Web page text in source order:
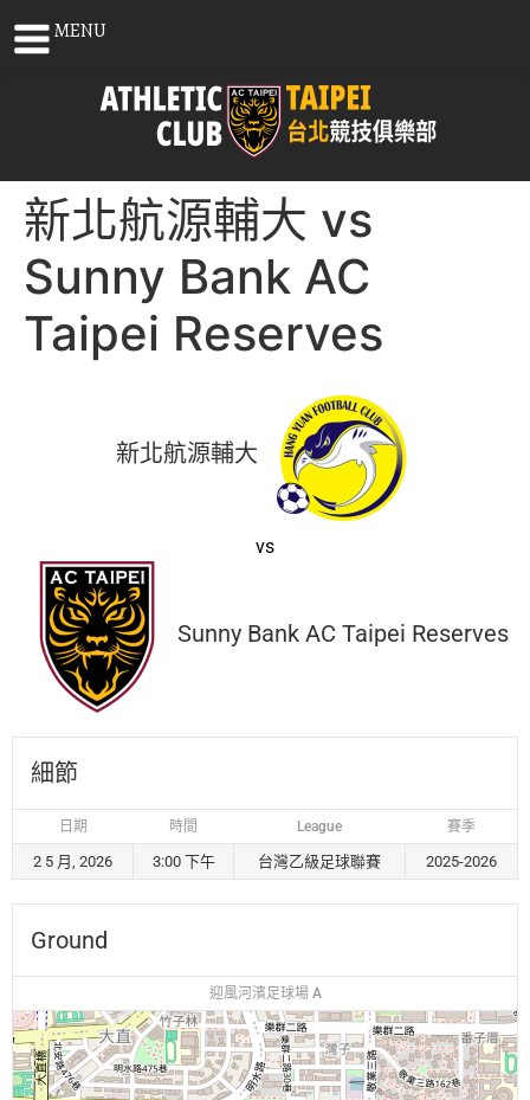
新北航源輔大 vs
Sunny Bank AC
Taipei Reserves
新北航源輔大
vs
Sunny Bank AC Taipei Reserves
細節
日期 時間 League 賽季
2 5 月, 2026 3:00 下午 台灣乙級足球聯賽 2025-2026
Ground
迎風河濱足球場 A
MENU